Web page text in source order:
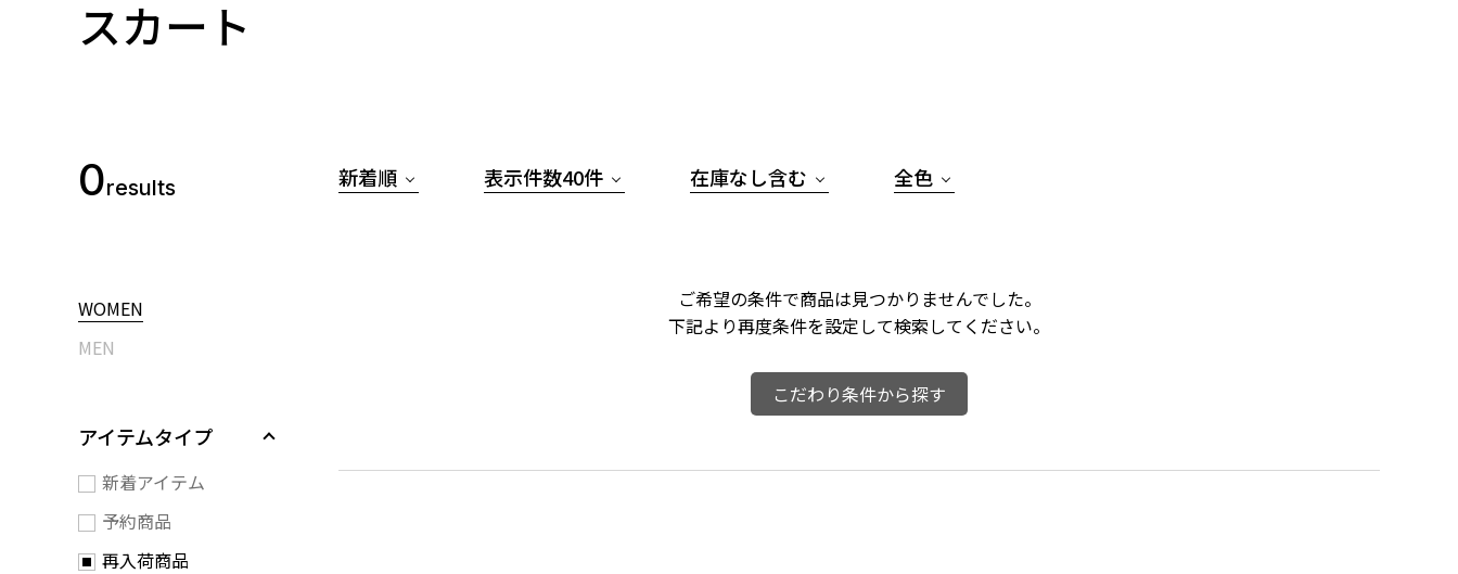
スカート
0results
WOMEN
MEN
アイテムタイプ
新着アイテム
予約商品
再入荷商品
新着順 表示件数40件 在庫なし含む 全色
ご希望の条件で商品は見つかりませんでした。
下記より再度条件を設定して検索してください。
こだわり条件から探す